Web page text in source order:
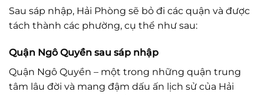
Sau sáp nhập, Hải Phòng sẽ bỏ đi các quận và được
tách thành các phường, cụ thể như sau:
Quận Ngô Quyền sau sáp nhập
Quận Ngô Quyền – một trong những quận trung
tâm lâu đời và mang đậm dấu ấn lịch sử của Hải